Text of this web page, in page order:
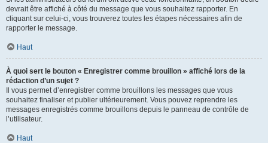
devrait être affiché à côté du message que vous souhaitez rapporter. En
cliquant sur celui-ci, vous trouverez toutes les étapes nécessaires afin de
rapporter le message.
Haut
À quoi sert le bouton « Enregistrer comme brouillon » affiché lors de la
rédaction d’un sujet ?
Il vous permet d’enregistrer comme brouillons les messages que vous
souhaitez finaliser et publier ultérieurement. Vous pouvez reprendre les
messages enregistrés comme brouillons depuis le panneau de contrôle de
l’utilisateur.
Haut